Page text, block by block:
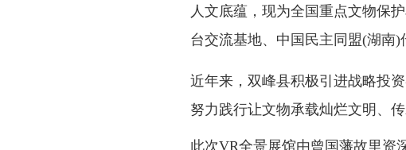
人文底蕴，现为全国重点文物保
台交流基地、中国民主同盟(湖南)
近年来，双峰县积极引进战略投
努力践行让文物承载灿烂文明、
此次VR全景展馆由曾国藩故里资